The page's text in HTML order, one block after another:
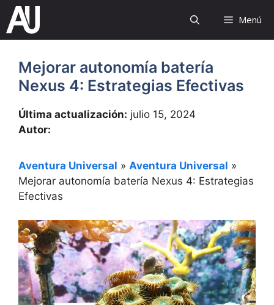
Saltar
contenido
Menú
Mejorar autonomía batería
Nexus 4: Estrategias Efectivas
Última actualización: julio 15, 2024
Autor:
Aventura Universal » Aventura Universal »
Mejorar autonomía batería Nexus 4: Estrategias
Efectivas